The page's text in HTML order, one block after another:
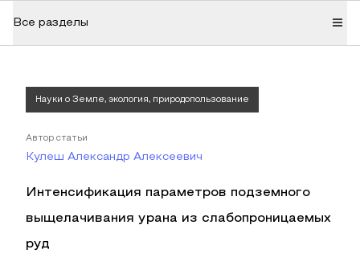
Все разделы
Науки о Земле, экология, природопользование
Автор статьи
Кулеш Александр Алексеевич
Интенсификация параметров подземного
выщелачивания урана из слабопроницаемых
руд